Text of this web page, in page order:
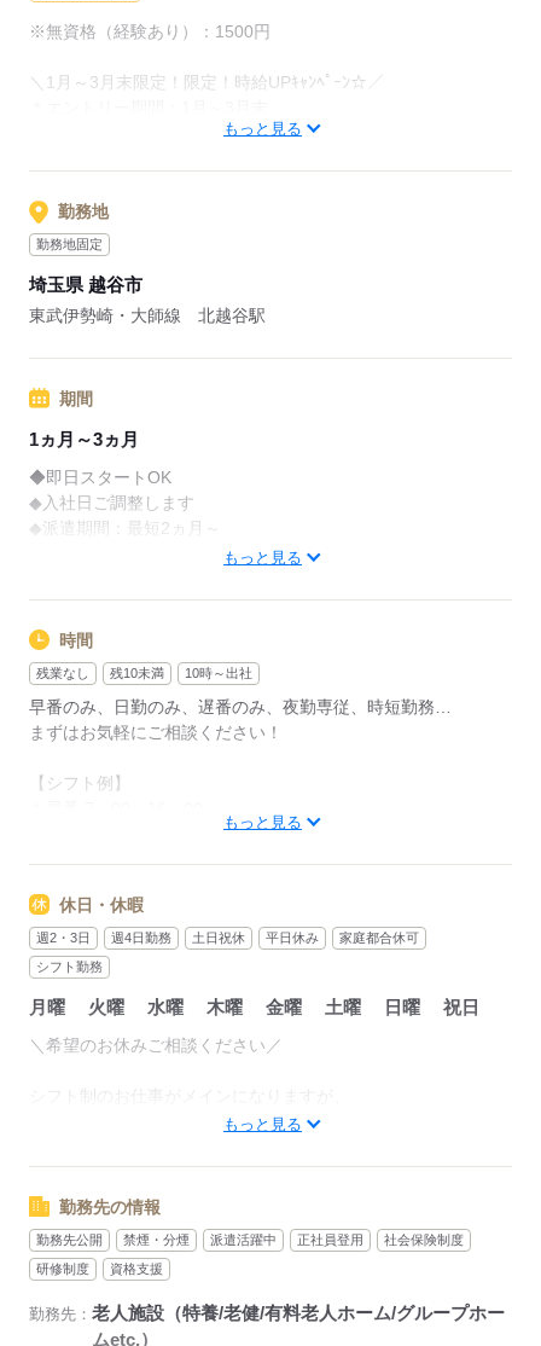
※無資格（経験あり）：1500円
＼1月～3月末限定！限定！時給UPｷｬﾝﾍﾟｰﾝ☆／
その日を起点に3ヵ月以内にご就業いただいた方
※他のキャンペーンとの併用不可
※退職日がエントリー日から半年たっていない方は対象外
※対象施設限定
■月収例：316,800円＋残業代＋交通費
（時給1,800円×8h×22日の場合）
■日払い有※規定あり
応募する
もっと見る
勤務地
勤務地固定
埼玉県 越谷市
東武伊勢崎・大師線 北越谷駅
期間
1ヵ月～3ヵ月
◆即日スタートOK
◆入社日ご調整します
◆派遣期間：最短2ヵ月～
◆現在就業中の方もお待ちしています
まず、あなたの希望の働き方を教えてください。
ご相談だけでもOKです！
応募する
もっと見る
時間
残業なし 残10未満 10時～出社
早番のみ、日勤のみ、遅番のみ、夜勤専従、時短勤務…
まずはお気軽にご相談ください！
【シフト例】
（休憩1時間）
・深夜時間（22：00～翌5：00）は割り増し
・交通費全額支給
08：30 出勤・夜勤スタッフからの申し送り
09：30 排泄介助や入居者の健康チェック
11：30 昼食準備、食事介助 食後に、服薬介助や口腔ケア
15：00 散歩などの生活支援 入浴介助・機能訓練
もっと見る
休日・休暇
週2・3日 週4日勤務 土日祝休 平日休み
家庭都合休可
シフト勤務
月曜 火曜 水曜 木曜 金曜 土曜 日曜 祝日
＼希望のお休みご相談ください／
週2日～、フルタイム、固定休など
※連休もOKです
もっと見る
勤務先の情報
勤務先公開 禁煙・分煙 派遣活躍中 正社員登用
社会保険制度
研修制度
資格支援
勤務先： 老人施設（特養/老健/有料老人ホーム/グループホー
ムetc.）